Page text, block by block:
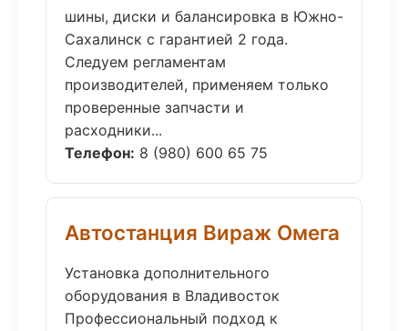
шины, диски и балансировка в Южно-
Сахалинск с гарантией 2 года.
Следуем регламентам
производителей, применяем только
проверенные запчасти и
расходники...
Телефон: 8 (980) 600 65 75
Автостанция Вираж Омега
Установка дополнительного
оборудования в Владивосток
Профессиональный подход к